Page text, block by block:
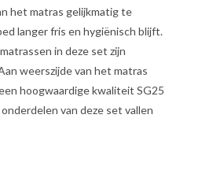
het matras gelijkmatig te
langer fris en hygiënisch blijft.
in deze set zijn
weerszijde van het matras
hoogwaardige kwaliteit SG25
van deze set vallen